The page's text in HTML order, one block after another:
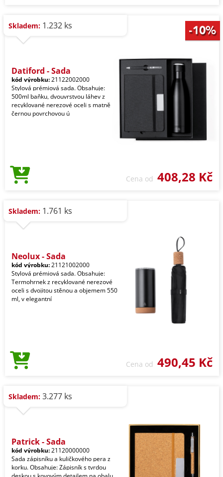
Skladem: 1.232 ks
Datiford - Sada
kód výrobku:21122002000
Stylová prémiová sada. Obsahuje:
500ml baňku, dvouvrstvou láhev z
recyklované nerezové oceli s matně
černou povrchovou ú
Cena od 408,28 Kč
Skladem: 1.761 ks
Neolux - Sada
kód výrobku:21121002000
Stylová prémiová sada. Obsahuje:
Termohrnek z recyklované nerezové
oceli s dvojitou stěnou a objemem 550
ml, v elegantní
Cena od 490,45 Kč
Skladem: 3.277 ks
Patrick - Sada
kód výrobku:21120000000
Sada zápisníku a kuličkového pera z
korku. Obsahuje: Zápisník s tvrdou